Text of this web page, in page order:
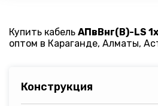
Купить кабель АПвВнг(B)-LS
оптом в Караганде, Алматы,
Конструкция